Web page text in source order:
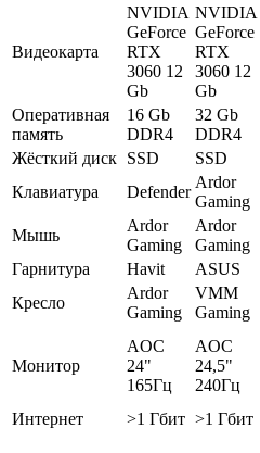
Видеокарта
NVIDIA
GeForce
RTX
3060 12
Gb
NVIDIA
GeForce
RTX
3060 12
Gb
Оперативная
память
16 Gb
DDR4
32 Gb
DDR4
Жёсткий диск SSD SSD
Клавиатура
Defender
Ardor
Gaming
Мышь
Ardor
Gaming
Ardor
Gaming
Гарнитура
Havit ASUS
Кресло
Ardor
Gaming
VMM
Gaming
Монитор
AOC
24"
165Гц
AOC
24,5"
240Гц
Интернет
>1 Гбит >1 Гбит